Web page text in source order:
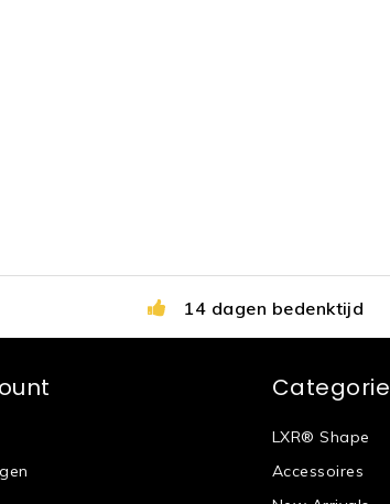
14 dagen bedenktijd
LXR® Shape
Accessoires